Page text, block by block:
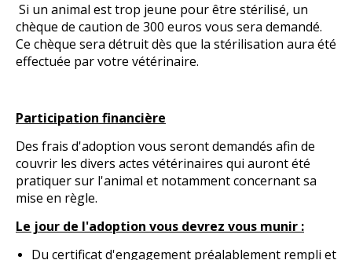
Si un animal est trop jeune pour être stérilisé, un
chèque de caution de 300 euros vous sera demandé.
Ce chèque sera détruit dès que la stérilisation aura été
effectuée par votre vétérinaire.
Participation financière
Des frais d'adoption vous seront demandés afin de
couvrir les divers actes vétérinaires qui auront été
pratiquer sur l'animal et notamment concernant sa
mise en règle.
Le jour de l'adoption vous devrez vous munir :
Du certificat d'engagement préalablement rempli et